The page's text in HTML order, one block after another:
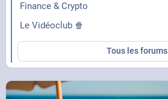
Finance & Crypto
Le Vidéoclub 🍿
Tous les forums